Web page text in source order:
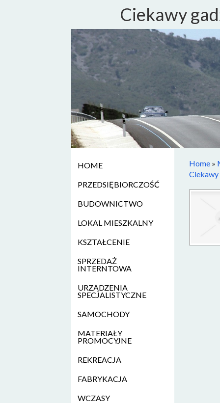
Ciekawy
HOME
PRZEDSIĘBIORCZOŚĆ
BUDOWNICTWO
LOKAL MIESZKALNY
KSZTAŁCENIE
SPRZEDAŻ
INTERNTOWA
URZĄDZENIA
SPECJALISTYCZNE
SAMOCHODY
MATERIAŁY
PROMOCYJNE
REKREACJA
FABRYKACJA
WCZASY
Home »